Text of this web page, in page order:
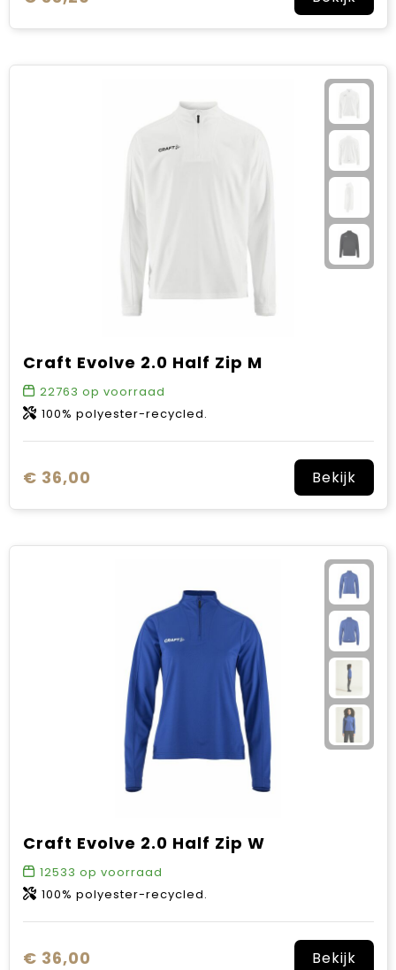
Craft Evolve 2.0 Half Zip M
22763 op voorraad
100% polyester-recycled.
€ 36,00 Bekijk
Craft Evolve 2.0 Half Zip W
12533 op voorraad
100% polyester-recycled.
€ 36,00 Bekijk